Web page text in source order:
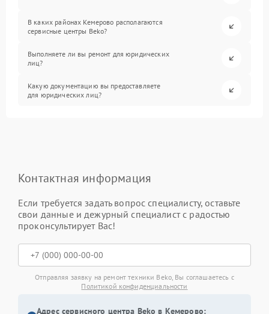
В каких районах Кемерово располагаются
сервисные центры Beko?
Выполняете ли вы ремонт для юридических
лиц?
Какую документацию вы предоставляете
для юридических лиц?
Контактная информация
Если требуется задать вопрос специалисту, оставьте
свои данные и дежурный специалист с радостью
проконсультирует Вас!
Отправляя заявку на ремонт техники Beko, Вы соглашаетесь с
Политикой конфиденциальности
Адрес сервисного центра Beko в Кемерово: